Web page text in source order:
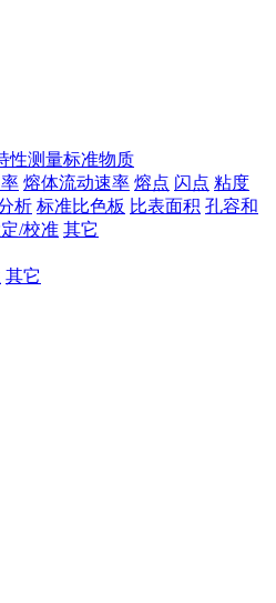
性测量标准物质
熔体流动速率 熔点 闪点 粘度
析 标准比色板 比表面积 孔容和
/校准 其它
其它